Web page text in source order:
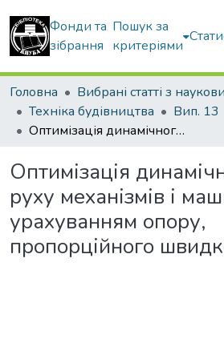
Фонди та
зібрання
Пошук за
критеріями
Головна
Техніка будівництва
Вип. 13
Оптимізація динамічного режиму руху механізмів і машин з урахуванням опору, пропорційного швидкості
Оптимізація
руху механізмів і
урахуванням опору,
пропорційного